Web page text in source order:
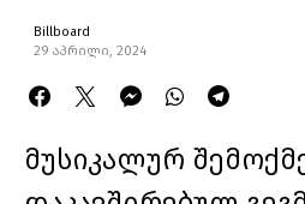
Billboard
29 აპრილი, 2024
მუსიკალურ